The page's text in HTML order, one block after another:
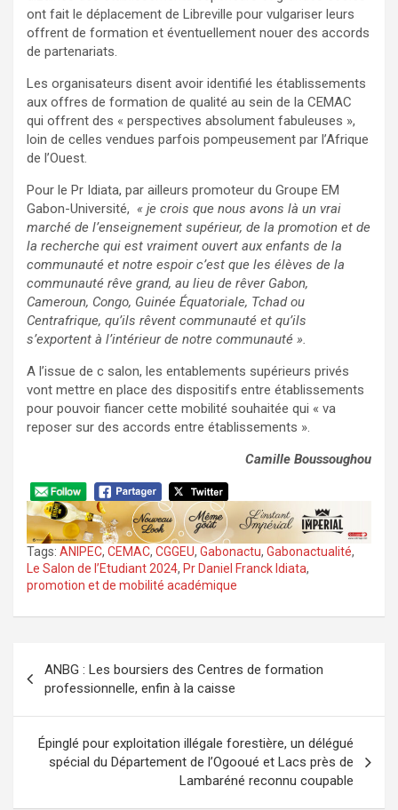
ont fait le déplacement de Libreville pour vulgariser leurs
offrent de formation et éventuellement nouer des accords
de partenariats.
Les organisateurs disent avoir identifié les établissements
aux offres de formation de qualité au sein de la CEMAC
qui offrent des « perspectives absolument fabuleuses »,
loin de celles vendues parfois pompeusement par l’Afrique
de l’Ouest.
Pour le Pr Idiata, par ailleurs promoteur du Groupe EM
Gabon-Université, « je crois que nous avons là un vrai
marché de l’enseignement supérieur, de la promotion et de
la recherche qui est vraiment ouvert aux enfants de la
communauté et notre espoir c’est que les élèves de la
communauté rêve grand, au lieu de rêver Gabon,
Cameroun, Congo, Guinée Équatoriale, Tchad ou
Centrafrique, qu’ils rêvent communauté et qu’ils
s’exportent à l’intérieur de notre communauté ».
A l’issue de c salon, les entablements supérieurs privés
vont mettre en place des dispositifs entre établissements
pour pouvoir fiancer cette mobilité souhaitée qui « va
reposer sur des accords entre établissements ».
Camille Boussoughou
Tags: ANIPEC, CEMAC, CGGEU, Gabonactu, Gabonactualité,
Le Salon de l’Etudiant 2024, Pr Daniel Franck Idiata,
promotion et de mobilité académique
de
l’article
ANBG : Les boursiers des Centres de formation
professionnelle, enfin à la caisse
Épinglé pour exploitation illégale forestière, un délégué
spécial du Département de l’Ogooué et Lacs près de
Lambaréné reconnu coupable